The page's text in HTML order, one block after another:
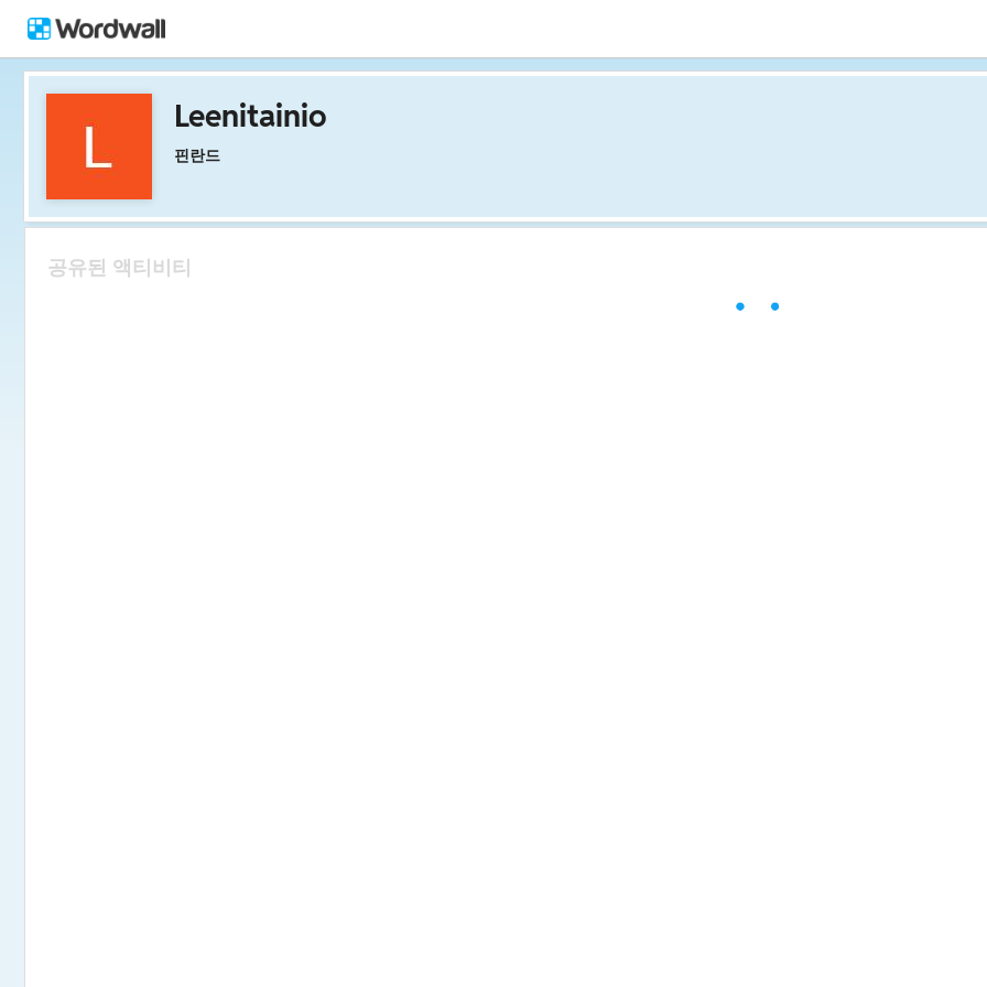
Leenitainio
핀란드
공유된 액티비티